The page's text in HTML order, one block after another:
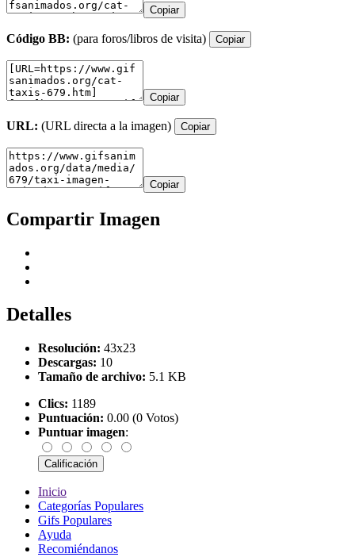
Copiar
Código BB: (para foros/libros de visita) Copiar
Copiar
URL: (URL directa a la imagen) Copiar
Copiar
Compartir Imagen
Detalles
Resolución: 43x23
Descargas: 10
Tamaño de archivo: 5.1 KB
Clics: 1189
Puntuación: 0.00 (0 Votos)
Puntuar imagen:
Inicio
Categorías Populares
Gifs Populares
Ayuda
Recomiéndanos